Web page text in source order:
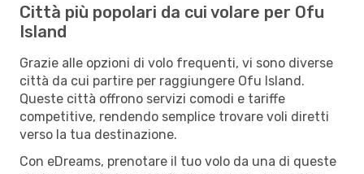
Città più popolari da cui volare per Ofu
Island
Grazie alle opzioni di volo frequenti, vi sono diverse
città da cui partire per raggiungere Ofu Island.
Queste città offrono servizi comodi e tariffe
competitive, rendendo semplice trovare voli diretti
verso la tua destinazione.
Con eDreams, prenotare il tuo volo da una di queste